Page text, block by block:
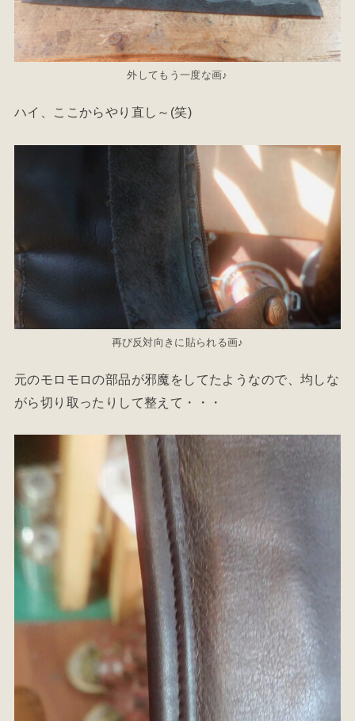
外してもう一度な画♪
ハイ、ここからやり直し～(笑)
再び反対向きに貼られる画♪
元のモロモロの部品が邪魔をしてたようなので、均しな
がら切り取ったりして整えて・・・